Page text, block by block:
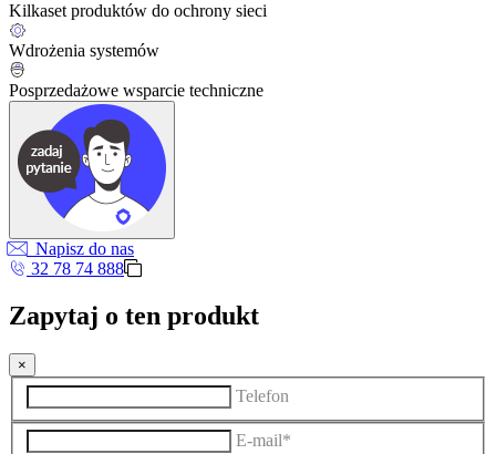
Kilkaset produktów do ochrony sieci
Wdrożenia systemów
Posprzedażowe wsparcie techniczne
Napisz do nas
32 78 74 888
Zapytaj o ten produkt
×
Telefon
E-mail*